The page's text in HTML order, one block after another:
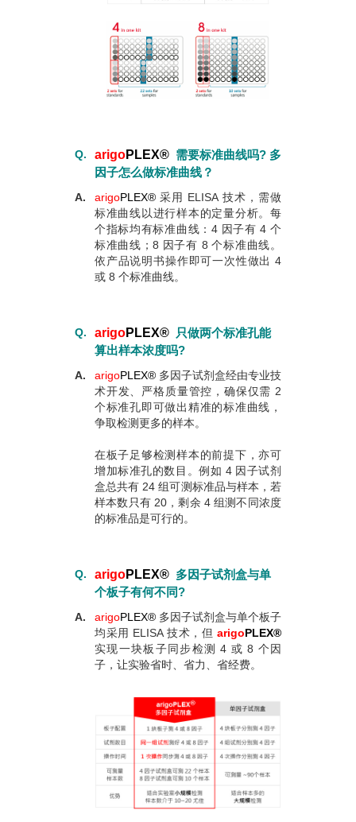
Q. arigoPLEX® 需要标准曲线吗? 多
因子怎么做标准曲线？
A. arigoPLEX® 采用 ELISA 技术，需做
标准曲线以进行样本的定量分析。每
个指标均有标准曲线：4 因子有 4 个
标准曲线；8 因子有 8 个标准曲线。
依产品说明书操作即可一次性做出 4
或 8 个标准曲线。
Q. arigoPLEX® 只做两个标准孔能
算出样本浓度吗?
A. arigoPLEX® 多因子试剂盒经由专业技
术开发、严格质量管控，确保仅需 2
个标准孔即可做出精准的标准曲线，
争取检测更多的样本。
在板子足够检测样本的前提下，亦可
增加标准孔的数目。例如 4 因子试剂
盒总共有 24 组可测标准品与样本，若
样本数只有 20，剩余 4 组测不同浓度
的标准品是可行的。
Q. arigoPLEX® 多因子试剂盒与单
个板子有何不同?
A. arigoPLEX® 多因子试剂盒与单个板子
均采用 ELISA 技术，但 arigoPLEX®
实现一块板子同步检测 4 或 8 个因
子，让实验省时、省力、省经费。